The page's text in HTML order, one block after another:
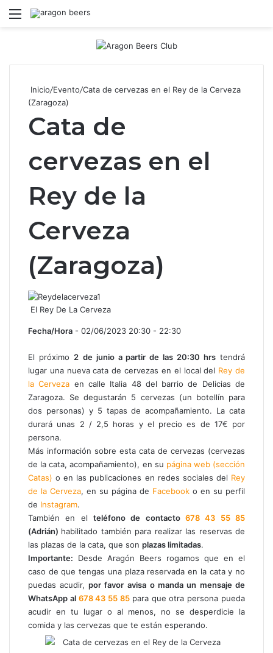
Menú
Inicio/Evento/Cata de cervezas en el Rey de la Cerveza
(Zaragoza)
Cata de
cervezas en el
Rey de la
Cerveza
(Zaragoza)
El Rey De La Cerveza
Fecha/Hora - 02/06/2023 20:30 - 22:30
El próximo 2 de junio a partir de las 20:30 hrs tendrá
lugar una nueva cata de cervezas en el local del Rey de
la Cerveza en calle Italia 48 del barrio de Delicias de
Zaragoza. Se degustarán 5 cervezas (un botellín para
dos personas) y 5 tapas de acompañamiento. La cata
durará unas 2 / 2,5 horas y el precio es de 17€ por
persona.
Más información sobre esta cata de cervezas (cervezas
de la cata, acompañamiento), en su página web (sección
Catas) o en las publicaciones en redes sociales del Rey
de la Cerveza, en su página de Facebook o en su perfil
de Instagram.
También en el teléfono de contacto 678 43 55 85
(Adrián) habilitado también para realizar las reservas de
las plazas de la cata, que son plazas limitadas.
Importante: Desde Aragón Beers rogamos que en el
caso de que tengas una plaza reservada en la cata y no
puedas acudir, por favor avisa o manda un mensaje de
WhatsApp al 678 43 55 85 para que otra persona pueda
acudir en tu lugar o al menos, no se desperdicie la
comida y las cervezas que te están esperando.